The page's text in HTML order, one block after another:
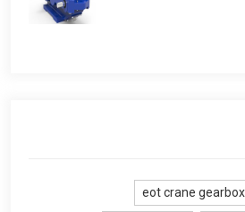
eot crane gearbox